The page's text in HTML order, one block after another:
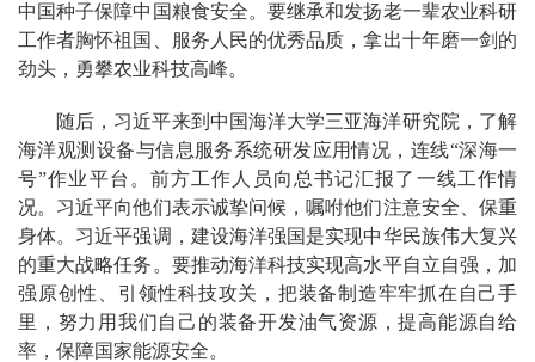
中国种子保障中国粮食安全。要继承和发扬老一辈农业科研
工作者胸怀祖国、服务人民的优秀品质，拿出十年磨一剑的
劲头，勇攀农业科技高峰。
随后，习近平来到中国海洋大学三亚海洋研究院，了解
海洋观测设备与信息服务系统研发应用情况，连线“深海一
号”作业平台。前方工作人员向总书记汇报了一线工作情
况。习近平向他们表示诚挚问候，嘱咐他们注意安全、保重
身体。习近平强调，建设海洋强国是实现中华民族伟大复兴
的重大战略任务。要推动海洋科技实现高水平自立自强，加
强原创性、引领性科技攻关，把装备制造牢牢抓在自己手
里，努力用我们自己的装备开发油气资源，提高能源自给
率，保障国家能源安全。